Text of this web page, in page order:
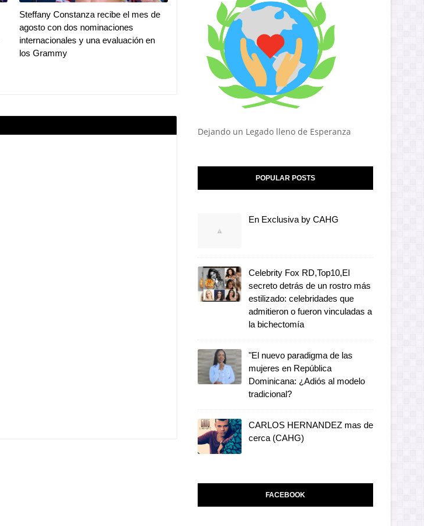
Steffany Constanza recibe el mes de
agosto con dos nominaciones
internacionales y una evaluación en
los Grammy
Dejando un Legado lleno de Esperanza
POPULAR POSTS
En Exclusiva by CAHG
Celebrity Fox RD,Top10,El
secreto detrás de un rostro más
estilizado: celebridades que
admitieron o fueron vinculadas a
la bichectomía
"El nuevo paradigma de las
mujeres en República
Dominicana: ¿Adiós al modelo
tradicional?
CARLOS HERNANDEZ mas de
cerca (CAHG)
FACEBOOK